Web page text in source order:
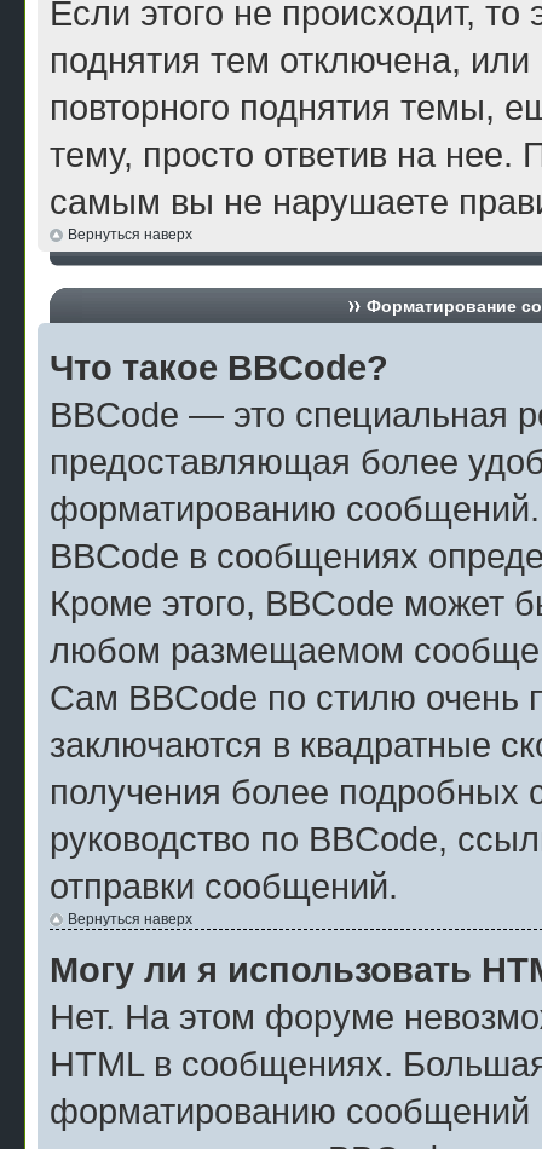
Если этого не происходит, то
поднятия тем отключена,
повторного поднятия темы,
тему, просто ответив на нее.
самым вы не нарушаете
Вернуться наверх
Форматирование
Что такое BBCode?
BBCode — это специальная
предоставляющая более
форматированию
BBCode в сообщениях
Кроме этого, BBCode может
любом размещаемом
Сам BBCode по стилю очень
заключаются в квадратные
получения более подробных
руководство по BBCode,
отправки сообщений.
Вернуться наверх
Могу ли я использовать
Нет. На этом форуме
HTML в сообщениях.
форматированию сообщений